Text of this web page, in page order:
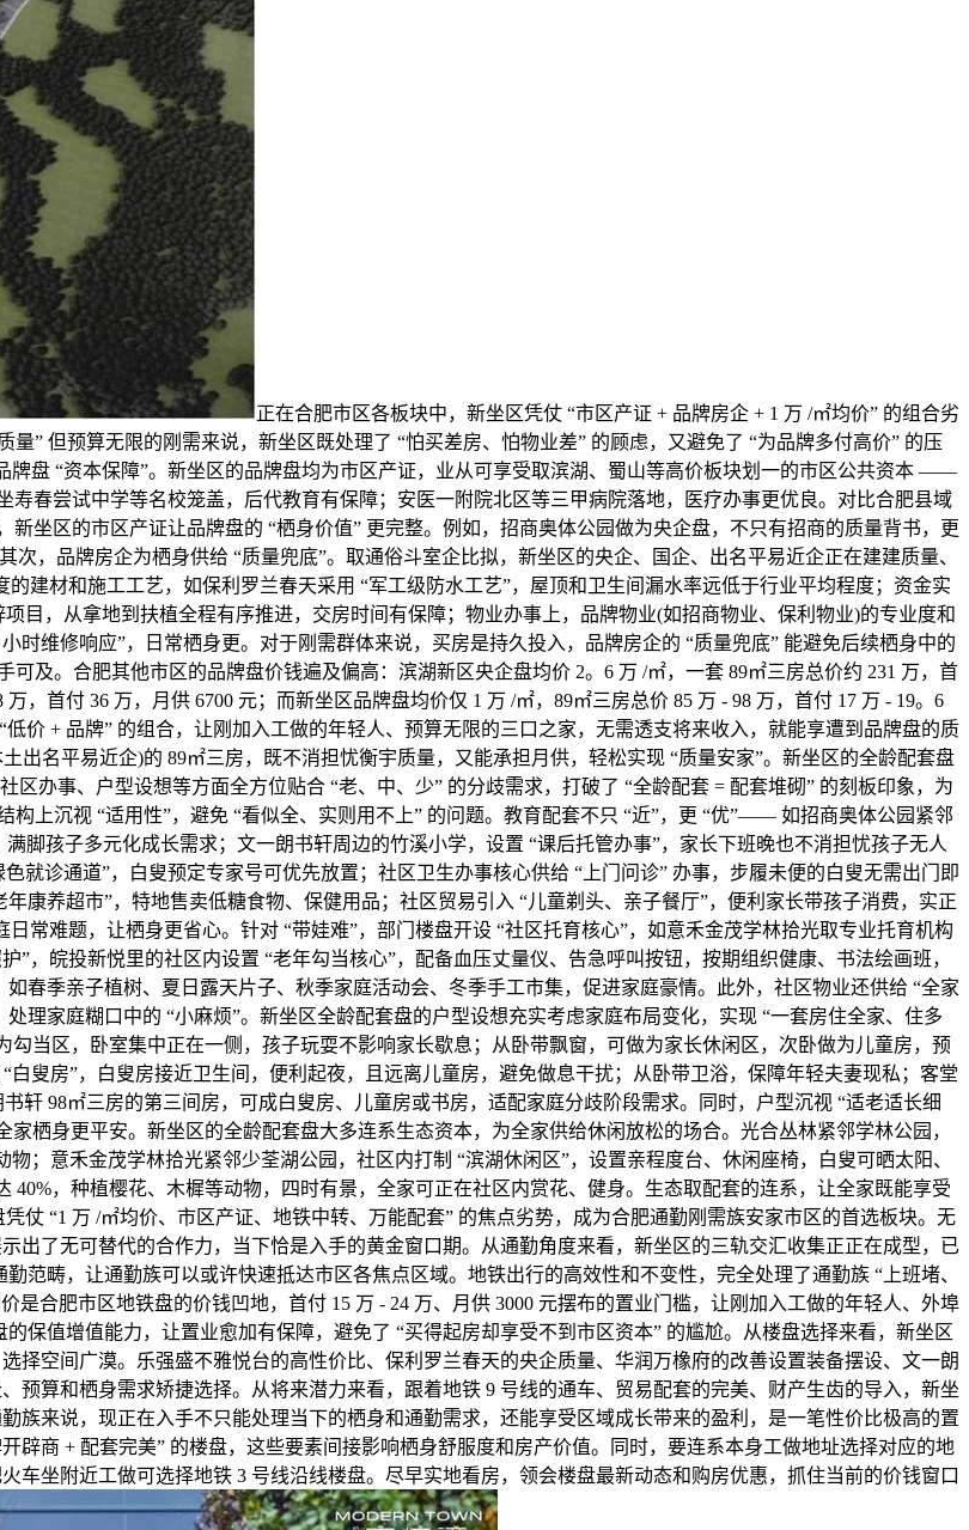
正在合肥市区各板块中，新坐区凭仗 “市区产证 + 品牌房企 + 1 万 /㎡均价” 的组合劣
” 但预算无限的刚需来说，新坐区既处理了 “怕买差房、怕物业差” 的顾虑，又避免了 “为品牌多付高价” 的压
牌盘 “资本保障”。新坐区的品牌盘均为市区产证，业从可享受取滨湖、蜀山等高价板块划一的市区公共资本 ——
春尝试中学等名校笼盖，后代教育有保障；安医一附院北区等三甲病院落地，医疗办事更优良。对比合肥县域
坐区的市区产证让品牌盘的 “栖身价值” 更完整。例如，招商奥体公园做为央企盘，不只有招商的质量背书，更
，品牌房企为栖身供给 “质量兜底”。取通俗斗室企比拟，新坐区的央企、国企、出名平易近企正在建建质量、
建材和施工工艺，如保利罗兰春天采用 “军工级防水工艺”，屋顶和卫生间漏水率远低于行业平均程度；资金实
目，从拿地到扶植全程有序推进，交房时间有保障；物业办事上，品牌物业(如招商物业、保利物业)的专业度和
时维修响应”，日常栖身更。对于刚需群体来说，买房是持久投入，品牌房企的 “质量兜底” 能避免后续栖身中的
及。合肥其他市区的品牌盘价钱遍及偏高：滨湖新区央企盘均价 2。6 万 /㎡，一套 89㎡三房总价约 231 万，首
，首付 36 万，月供 6700 元；而新坐区品牌盘均价仅 1 万 /㎡，89㎡三房总价 85 万 - 98 万，首付 17 万 - 19。6
价 + 品牌” 的组合，让刚加入工做的年轻人、预算无限的三口之家，无需透支将来收入，就能享遭到品牌盘的质
出名平易近企)的 89㎡三房，既不消担忧衡宇质量，又能承担月供，轻松实现 “质量安家”。新坐区的全龄配套盘
区办事、户型设想等方面全方位贴合 “老、中、少” 的分歧需求，打破了 “全龄配套 = 配套堆砌” 的刻板印象，为
上沉视 “适用性”，避免 “看似全、实则用不上” 的问题。教育配套不只 “近”，更 “优”—— 如招商奥体公园紧邻
脚孩子多元化成长需求；文一朗书轩周边的竹溪小学，设置 “课后托管办事”，家长下班晚也不消担忧孩子无人
就诊通道”，白叟预定专家号可优先放置；社区卫生办事核心供给 “上门问诊” 办事，步履未便的白叟无需出门即
康养超市”，特地售卖低糖食物、保健用品；社区贸易引入 “儿童剃头、亲子餐厅”，便利家长带孩子消费，实正
常难题，让栖身更省心。针对 “带娃难”，部门楼盘开设 “社区托育核心”，如意禾金茂学林拾光取专业托育机构
，皖投新悦里的社区内设置 “老年勾当核心”，配备血压丈量仪、告急呼叫按钮，按期组织健康、书法绘画班，
春季亲子植树、夏日露天片子、秋季家庭活动会、冬季手工市集，促进家庭豪情。此外，社区物业还供给 “全家
理家庭糊口中的 “小麻烦”。新坐区全龄配套盘的户型设想充实考虑家庭布局变化，实现 “一套房住全家、住多
勾当区，卧室集中正在一侧，孩子玩耍不影响家长歇息；从卧带飘窗，可做为家长休闲区，次卧做为儿童房，预
白叟房”，白叟房接近卫生间，便利起夜，且远离儿童房，避免做息干扰；从卧带卫浴，保障年轻夫妻现私；客堂
轩 98㎡三房的第三间房，可成白叟房、儿童房或书房，适配家庭分歧阶段需求。同时，户型沉视 “适老适长细
栖身更平安。新坐区的全龄配套盘大多连系生态资本，为全家供给休闲放松的场合。光合丛林紧邻学林公园，
；意禾金茂学林拾光紧邻少荃湖公园，社区内打制 “滨湖休闲区”，设置亲程度台、休闲座椅，白叟可晒太阳、
，种植樱花、木樨等动物，四时有景，全家可正在社区内赏花、健身。生态取配套的连系，让全家既能享受
仗 “1 万 /㎡均价、市区产证、地铁中转、万能配套” 的焦点劣势，成为合肥通勤刚需族安家市区的首选板块。无
出了无可替代的合作力，当下恰是入手的黄金窗口期。从通勤角度来看，新坐区的三轨交汇收集正正在成型，已
范畴，让通勤族可以或许快速抵达市区各焦点区域。地铁出行的高效性和不变性，完全处理了通勤族 “上班堵、
合肥市区地铁盘的价钱凹地，首付 15 万 - 24 万、月供 3000 元摆布的置业门槛，让刚加入工做的年轻人、外埠
保值增值能力，让置业愈加有保障，避免了 “买得起房却享受不到市区资本” 的尴尬。从楼盘选择来看，新坐区
择空间广漠。乐强盛不雅悦台的高性价比、保利罗兰春天的央企质量、华润万橡府的改善设置装备摆设、文一朗
预算和栖身需求矫捷选择。从将来潜力来看，跟着地铁 9 号线的通车、贸易配套的完美、财产生齿的导入，新坐
族来说，现正在入手不只能处理当下的栖身和通勤需求，还能享受区域成长带来的盈利，是一笔性价比极高的置
辟商 + 配套完美” 的楼盘，这些要素间接影响栖身舒服度和房产价值。同时，要连系本身工做地址选择对应的地
车坐附近工做可选择地铁 3 号线沿线楼盘。尽早实地看房，领会楼盘最新动态和购房优惠，抓住当前的价钱窗口